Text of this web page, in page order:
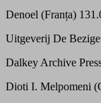
Denoel (Franța)
Uitgeverij De
Dalkey Archive
Dioti I. Melpomeni